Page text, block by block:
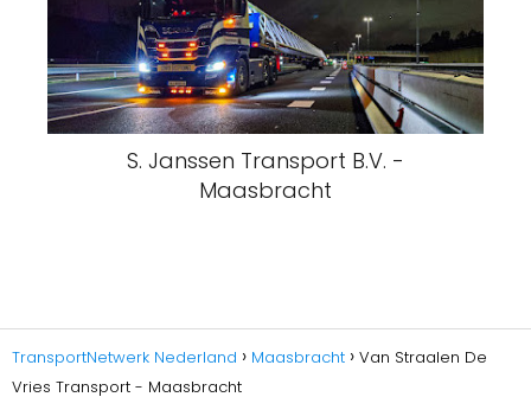
S. Janssen Transport B.V. -
Maasbracht
TransportNetwerk Nederland Maasbracht
Van Straalen De
Vries Transport - Maasbracht